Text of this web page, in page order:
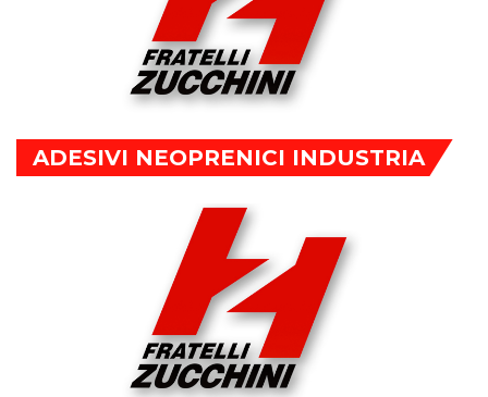
ADESIVI NEOPRENICI INDUSTRIA